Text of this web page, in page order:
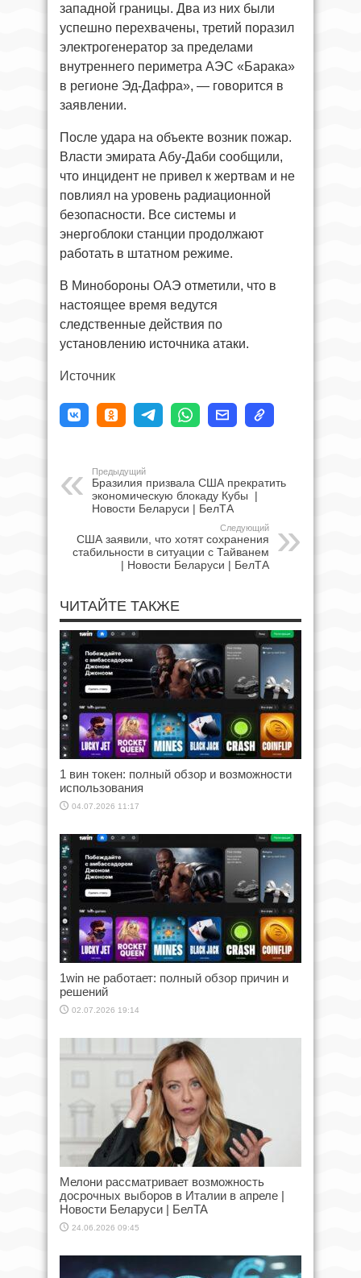
западной границы. Два из них были
успешно перехвачены, третий поразил
электрогенератор за пределами
внутреннего периметра АЭС «Барака»
в регионе Эд-Дафра», — говорится в
заявлении.
После удара на объекте возник пожар.
Власти эмирата Абу-Даби сообщили,
что инцидент не привел к жертвам и не
повлиял на уровень радиационной
безопасности. Все системы и
энергоблоки станции продолжают
работать в штатном режиме.
В Минобороны ОАЭ отметили, что в
настоящее время ведутся
следственные действия по
установлению источника атаки.
Источник
Предыдущий
Бразилия призвала США прекратить
экономическую блокаду Кубы |
Новости Беларуси | БелТА
Следующий
США заявили, что хотят сохранения
стабильности в ситуации с Тайванем
| Новости Беларуси | БелТА
ЧИТАЙТЕ ТАКЖЕ
1 вин токен: полный обзор и возможности
использования
04.07.2026 11:17
1win не работает: полный обзор причин и
решений
02.07.2026 19:14
Мелони рассматривает возможность
досрочных выборов в Италии в апреле |
Новости Беларуси | БелТА
24.06.2026 09:45